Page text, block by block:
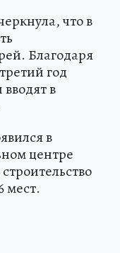
что в
Благодаря
год
в
в
центре
мест.